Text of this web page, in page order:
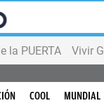
la PUERTA Vivir
COOL
MUNDIAL